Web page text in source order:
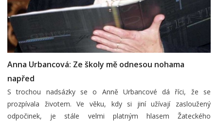
Anna Urbancová: Ze školy mě odnesou nohama
napřed
S trochou nadsázky se o Anně Urbancové dá říci, že se
prozpívala životem. Ve věku, kdy si jiní užívají zasloužený
odpočinek, je stále velmi platným hlasem Žateckého